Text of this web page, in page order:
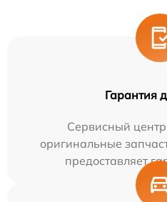
Гарантия
Сервисный
оригинальные
предоставляет